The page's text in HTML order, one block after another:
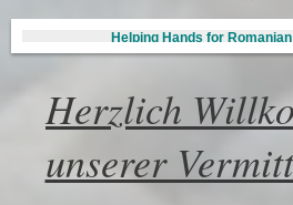
Helping Hands for
Herzlich
unserer